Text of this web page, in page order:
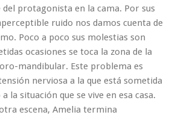
del protagonista en la cama. Por sus
ruido nos damos cuenta de
Poco a poco sus molestias son
ocasiones se toca la zona de la
mandibular. Este problema es
nerviosa a la que está sometida
la situación que se vive en esa casa.
escena, Amelia termina